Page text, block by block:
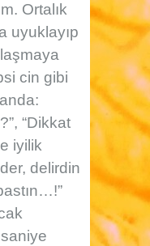
Ortalık
uyuklayıp
cin gibi
“Dikkat
iyilik
delirdin